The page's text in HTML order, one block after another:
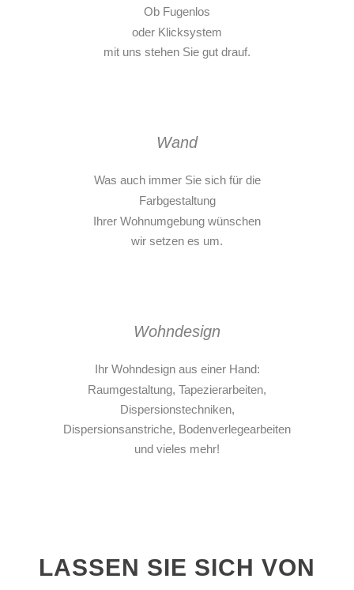
Ob Fugenlos
oder Klicksystem
mit uns stehen Sie gut drauf.
Wand
Was auch immer Sie sich für die
Farbgestaltung
Ihrer Wohnumgebung wünschen
wir setzen es um.
Wohndesign
Ihr Wohndesign aus einer Hand:
Raumgestaltung, Tapezierarbeiten,
Dispersionstechniken,
Dispersionsanstriche, Bodenverlegearbeiten
und vieles mehr!
LASSEN SIE SICH VON